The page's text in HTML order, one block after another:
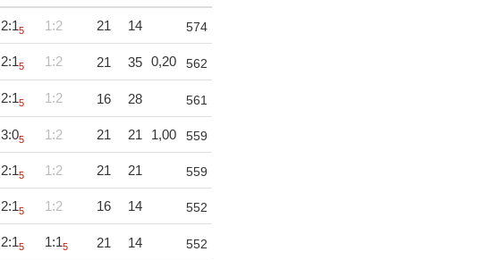
2:15 1:2 21 14 574
2:15 1:2 21 35 0,20 562
2:15 1:2 16 28 561
3:05 1:2 21 21 1,00 559
2:15 1:2 21 21 559
2:15 1:2 16 14 552
2:15 1:15 21 14 552